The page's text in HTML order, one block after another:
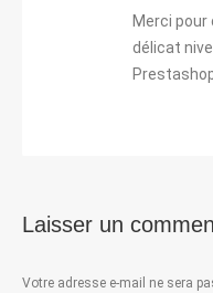
Merci
délicat
Laisser un
Votre adresse e-mail ne sera